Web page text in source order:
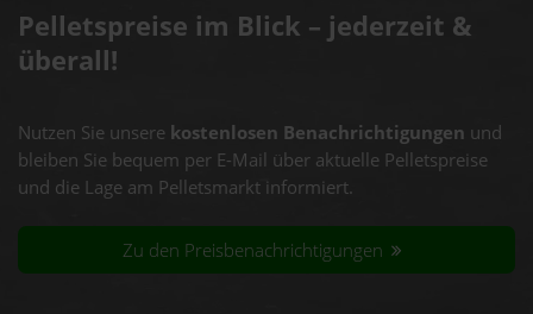
Pelletspreise im Blick – jederzeit &
überall!
Nutzen Sie unsere kostenlosen Benachrichtigungen und
bleiben Sie bequem per E-Mail über aktuelle Pelletspreise
und die Lage am Pelletsmarkt informiert.
Zu den Preisbenachrichtigungen